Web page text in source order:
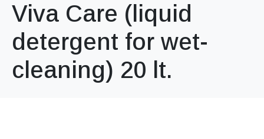
Viva Care (liquid
detergent for wet-
cleaning) 20 lt.